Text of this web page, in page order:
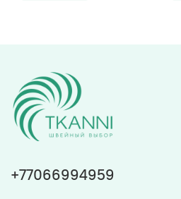
+77066994959